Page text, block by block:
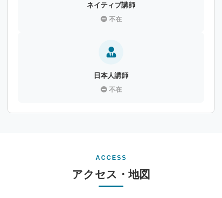
ネイティブ講師
不在
日本人講師
不在
ACCESS
アクセス・地図